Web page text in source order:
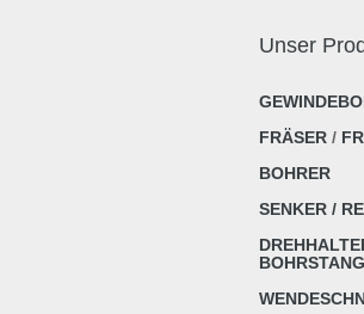
Unser
FRÄSER /
BOHRER
SENKER /